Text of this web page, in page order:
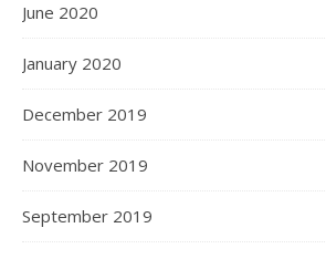
June 2020
January 2020
December 2019
November 2019
September 2019